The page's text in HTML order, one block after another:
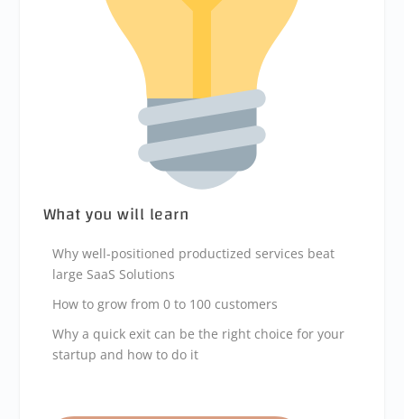
What you will learn
Why well-positioned productized services beat
large SaaS Solutions
How to grow from 0 to 100 customers
Why a quick exit can be the right choice for your
startup and how to do it